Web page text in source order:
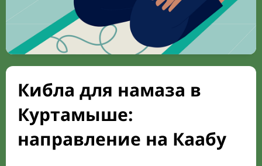
Кибла для намаза в
Куртамыше:
направление на Каабу